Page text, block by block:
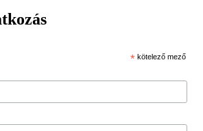
* kötelező mező